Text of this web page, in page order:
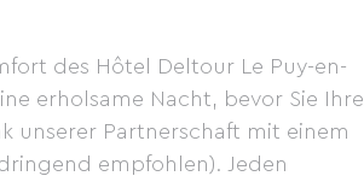
des Hôtel Deltour Le Puy-en-
erholsame Nacht, bevor Sie Ihre
unserer Partnerschaft mit einem
empfohlen). Jeden